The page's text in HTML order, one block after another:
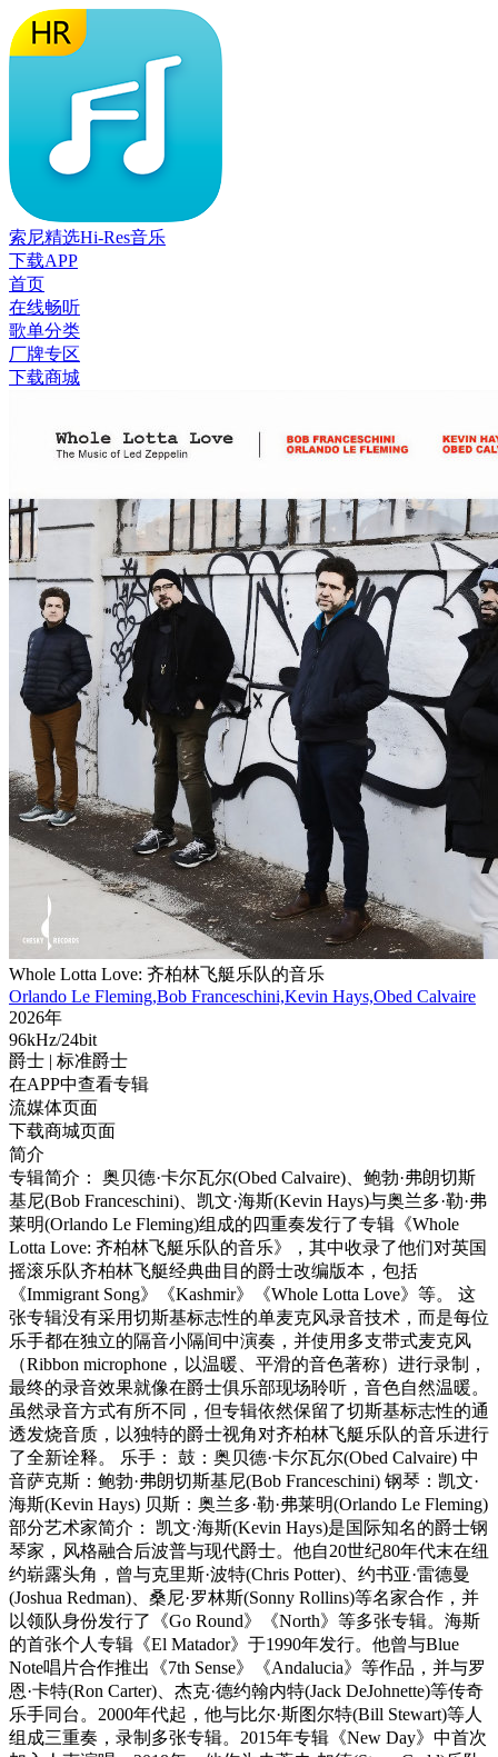
索尼精选Hi-Res音乐
下载APP
首页
在线畅听
歌单分类
厂牌专区
下载商城
Whole Lotta Love: 齐柏林飞艇乐队的音乐
Orlando Le Fleming,Bob Franceschini,Kevin Hays,Obed Calvaire
2026年
96kHz/24bit
爵士 | 标准爵士
在APP中查看专辑
流媒体页面
下载商城页面
简介
专辑简介： 奥贝德·卡尔瓦尔(Obed Calvaire)、鲍勃·弗朗切斯
基尼(Bob Franceschini)、凯文·海斯(Kevin Hays)与奥兰多·勒·弗
莱明(Orlando Le Fleming)组成的四重奏发行了专辑《Whole
Lotta Love: 齐柏林飞艇乐队的音乐》，其中收录了他们对英国
摇滚乐队齐柏林飞艇经典曲目的爵士改编版本，包括
《Immigrant Song》《Kashmir》《Whole Lotta Love》等。 这
张专辑没有采用切斯基标志性的单麦克风录音技术，而是每位
乐手都在独立的隔音小隔间中演奏，并使用多支带式麦克风
（Ribbon microphone，以温暖、平滑的音色著称）进行录制，
最终的录音效果就像在爵士俱乐部现场聆听，音色自然温暖。
虽然录音方式有所不同，但专辑依然保留了切斯基标志性的通
透发烧音质，以独特的爵士视角对齐柏林飞艇乐队的音乐进行
了全新诠释。 乐手： 鼓：奥贝德·卡尔瓦尔(Obed Calvaire) 中
音萨克斯：鲍勃·弗朗切斯基尼(Bob Franceschini) 钢琴：凯文·
海斯(Kevin Hays) 贝斯：奥兰多·勒·弗莱明(Orlando Le Fleming)
部分艺术家简介： 凯文·海斯(Kevin Hays)是国际知名的爵士钢
琴家，风格融合后波普与现代爵士。他自20世纪80年代末在纽
约崭露头角，曾与克里斯·波特(Chris Potter)、约书亚·雷德曼
(Joshua Redman)、桑尼·罗林斯(Sonny Rollins)等名家合作，并
以领队身份发行了《Go Round》《North》等多张专辑。海斯
的首张个人专辑《El Matador》于1990年发行。他曾与Blue
Note唱片合作推出《7th Sense》《Andalucia》等作品，并与罗
恩·卡特(Ron Carter)、杰克·德约翰内特(Jack DeJohnette)等传奇
乐手同台。2000年代起，他与比尔·斯图尔特(Bill Stewart)等人
组成三重奏，录制多张专辑。2015年专辑《New Day》中首次